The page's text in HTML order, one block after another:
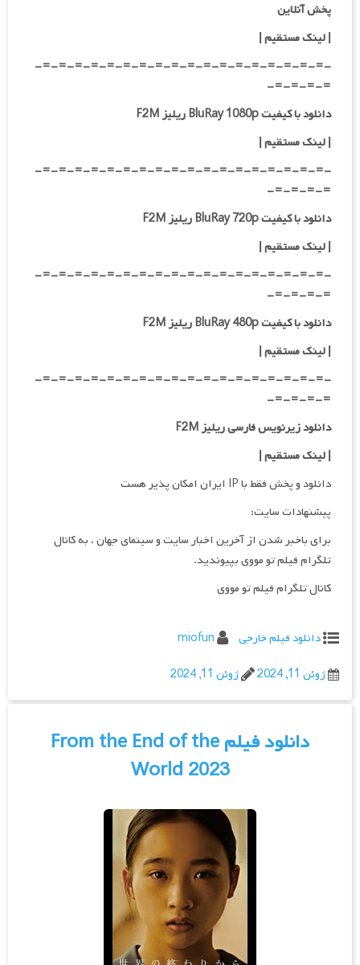
پخش آنلاین
| لینک مستقیم|
-=-=-=-=-=-=-=-=-=-=-=-=-=-=-=-=-=-=-
=-=-=-=-
دانلود با کیفیت BluRay 1080p ریلیز F2M
|لینک مستقیم|
-=-=-=-=-=-=-=-=-=-=-=-=-=-=-=-=-=-=-
=-=-=-=-
دانلود با کیفیت BluRay 720p ریلیز F2M
| لینک مستقیم|
-=-=-=-=-=-=-=-=-=-=-=-=-=-=-=-=-=-=-
=-=-=-=-
دانلود با کیفیت BluRay 480p ریلیز F2M
| لینک مستقیم|
-=-=-=-=-=-=-=-=-=-=-=-=-=-=-=-=-=-=-
=-=-=-=-
دانلود زیرنویس فارسی ریلیز F2M
| لینک مستقیم|
دانلود و پخش فقط با IP ایران امکان پذیر هست
پیشنهادات سایت:
برای باخبر شدن از آخرین اخبار سایت و سینمای جهان ، به کانال
تلگرام فیلم تو مووی بپیوندید.
کانال تلگرام فیلم تو مووی
دانلود فیلم خارجی
miofun
ژوئن 11, 2024
ژوئن 11, 2024
دانلود فیلم From the End of the
World 2023